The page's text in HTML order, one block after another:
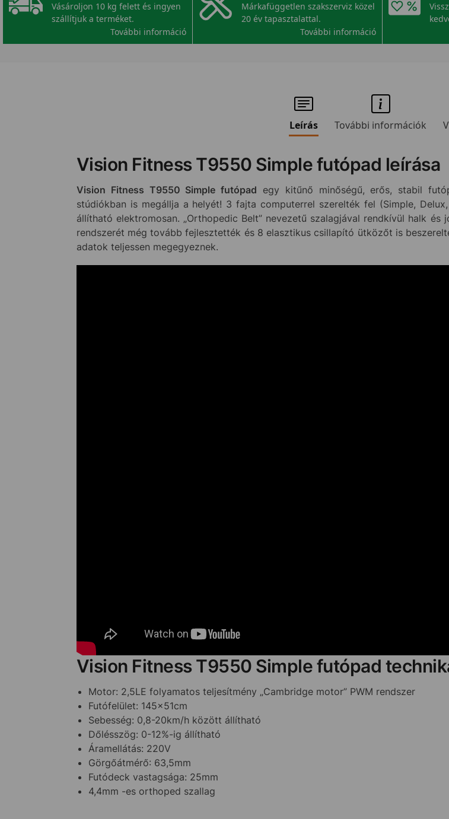
Vásároljon 10 kg felett és ingyen
szállítjuk a terméket.
További információ
Márkafüggetlen szakszerviz közel
20 év tapasztalattal.
További információ
Leírás További információk
Vision Fitness T9550 Simple futópad leírása
Vision Fitness T9550 Simple futópad egy kitűnő minőségű, erős, stabil
stúdiókban is megállja a helyét! 3 fajta computerrel szerelték fel (Simple,
állítható elektromosan. „Orthopedic Belt” nevezetű szalagjával rendkívül halk
rendszerét még tovább fejlesztették és 8 elasztikus csillapító ütközőt is
adatok teljessen megegyeznek.
Vision Fitness T9550 Simple futópad
Motor: 2,5LE folyamatos teljesítmény „Cambridge motor” PWM rendszer
Futófelület: 145x51cm
Sebesség: 0,8-20km/h között állítható
Dőlésszög: 0-12%-ig állítható
Áramellátás: 220V
Görgőátmérő: 63,5mm
Futódeck vastagsága: 25mm
4,4mm -es orthoped szallag